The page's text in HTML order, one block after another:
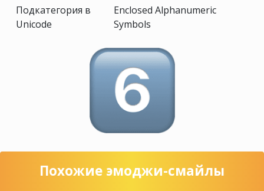
Подкатегория в
Unicode
Enclosed Alphanumeric
Symbols
Похожие эмоджи-смайлы